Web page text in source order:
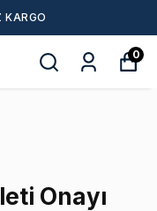
KARGO
0
Onayı